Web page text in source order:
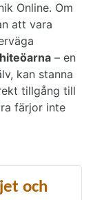
Online. Om
att vara
– en
kan stanna
tillgång till
färjor inte
och